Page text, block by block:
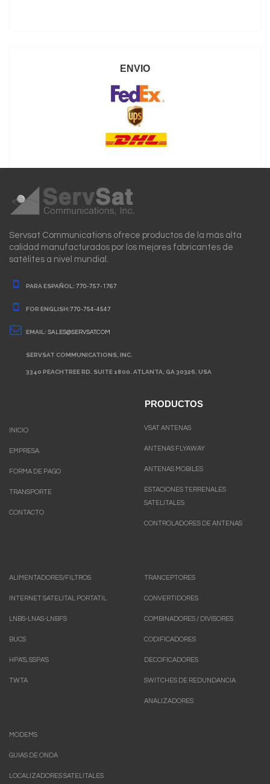
ENVIO
Servsat Communications ofrece productos de la más alta
calidad manufacturados por los mejores fabricantes de
satélites a nivel mundial.
PARA ESPAÑOL: 770-757-1767
FOR ENGLISH:770-754-4547
EMAIL: SALES@SERVSAT.COM
SERVSAT COMMUNICATIONS, INC.
3340 PEACHTREE RD. SUITE 1800. ATLANTA, GA 30326. USA
INICIO
EMPRESA
FORMA DE PAGO
TRANSPORTE
CONTACTO
PRODUCTOS
VSAT ANTENAS
ANTENAS FLYAWAY
ANTENAS MOBILES
ESTACIONES TERRENALES
SATELITALES
CONTROLADORES DE ANTENAS
ALIMENTADORES/FILTROS
INTERNET SATELITAL PORTATIL
LNBS-LNAS-LNBFS
BUCS
HPA'S, SSPA'S
TWTA
TRANCEPTORES
CONVERTIDORES
COMBINADORES / DIVISORES
CODIFICADORES
DECOFICADORES
SWITCHES DE REDUNDANCIA
ANALIZADORES
MODEMS
GUIAS DE ONDA
LOCALIZADORES SATELITALES